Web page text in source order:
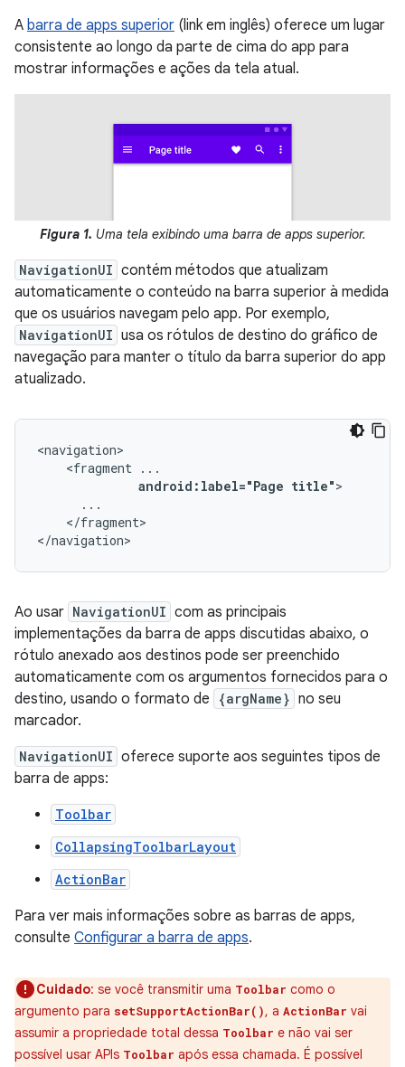
A barra de apps superior (link em inglês) oferece um lugar
consistente ao longo da parte de cima do app para
mostrar informações e ações da tela atual.
Figura 1. Uma tela exibindo uma barra de apps superior.
NavigationUI contém métodos que atualizam
automaticamente o conteúdo na barra superior à medida
que os usuários navegam pelo app. Por exemplo,
NavigationUI usa os rótulos de destino do gráfico de
navegação para manter o título da barra superior do app
atualizado.
<fragment
android:label="Page title"
</fragment>
</navigation>
Ao usar NavigationUI com as principais
implementações da barra de apps discutidas abaixo, o
rótulo anexado aos destinos pode ser preenchido
automaticamente com os argumentos fornecidos para o
destino, usando o formato de
{argName} no seu
marcador.
NavigationUI oferece suporte aos seguintes tipos de
barra de apps:
Toolbar
CollapsingToolbarLayout
ActionBar
Para ver mais informações sobre as barras de apps,
consulte Configurar a barra de apps.
Cuidado: se você transmitir uma Toolbar como o
argumento para setSupportActionBar(), a ActionBar vai
assumir a propriedade total dessa Toolbar e não vai ser
possível usar APIs Toolbar após essa chamada. É possível